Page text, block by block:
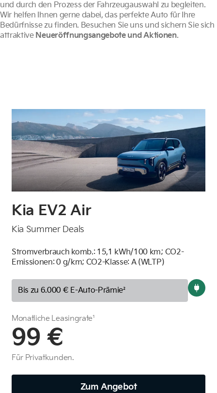
und durch den Prozess der Fahrzeugauswahl zu begleiten.
Wir helfen Ihnen gerne dabei, das perfekte Auto für Ihre
Bedürfnisse zu finden. Besuchen Sie uns und sichern Sie sich
attraktive Neueröffnungsangebote und Aktionen.
Kia EV2 Air
Kia Summer Deals
Stromverbrauch komb.: 15,1 kWh/100 km; CO2-
Emissionen: 0 g/km; CO2-Klasse: A (WLTP)
Bis zu 6.000 € E-Auto-Prämie²
Monatliche Leasingrate¹
99 €
Für Privatkunden.
Zum Angebot